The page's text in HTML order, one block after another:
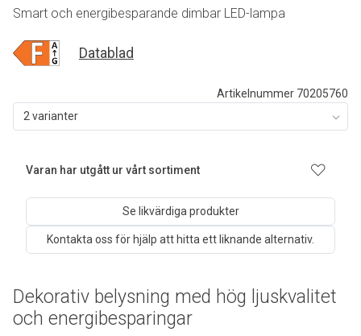
Dekorativ belysning med hög ljuskvalitet
och energibesparingar
Artikelnummer 70205760
2 varianter
Datablad
Varan har utgått ur vårt sortiment
Se likvärdiga produkter
Kontakta oss för hjälp att hitta ett liknande alternativ.
Smart och energibesparande dimbar LED-lampa